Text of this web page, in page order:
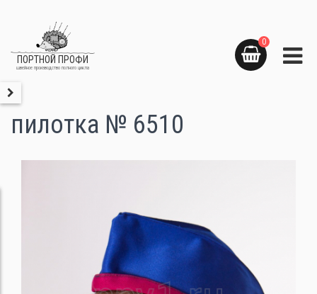
ПОРТНОЙ ПРОФИ
швейное производство полного цикла
0
пилотка № 6510